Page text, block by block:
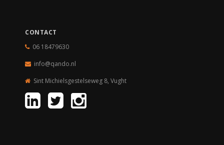
CONTACT
06 18479630
info@qando.nl
Sint Michielsgestelseweg 8, Vught